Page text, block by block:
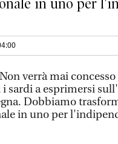
in uno per
verrà mai
i sardi a esprimersi
Dobbiamo
in uno per